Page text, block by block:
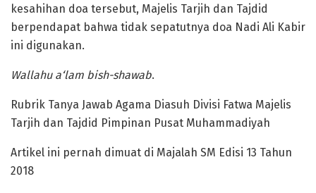
kesahihan doa tersebut, Majelis Tarjih dan Tajdid
berpendapat bahwa tidak sepatutnya doa Nadi Ali Kabir
ini digunakan.
Wallahu a‘lam bish-shawab.
Rubrik Tanya Jawab Agama Diasuh Divisi Fatwa Majelis
Tarjih dan Tajdid Pimpinan Pusat Muhammadiyah
Artikel ini pernah dimuat di Majalah SM Edisi 13 Tahun
2018